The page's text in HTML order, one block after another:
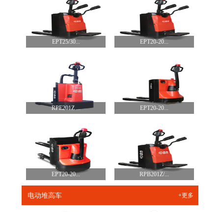
EPT25/30... EPT20-20...
RPE201Z ... EPT20-20...
EPT20-20... RPB201Z/...
电动堆高车 +更多